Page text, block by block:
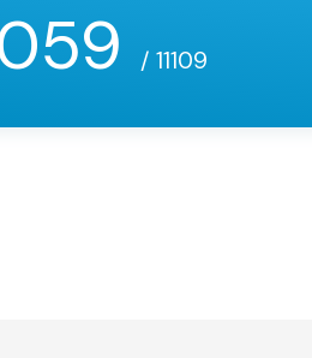
/ 11109